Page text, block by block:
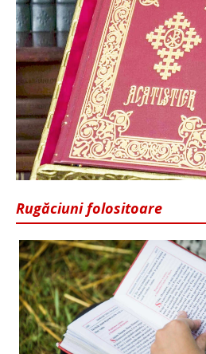
Rugăciuni folositoare